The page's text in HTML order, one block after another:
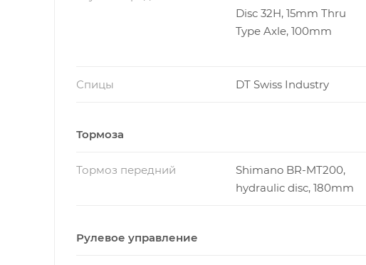
Disc 32H, 15mm Thru
Type Axle, 100mm
Спицы DT Swiss Industry
Тормоза
Тормоз передний
Shimano BR-MT200,
hydraulic disc, 180mm
Рулевое управление